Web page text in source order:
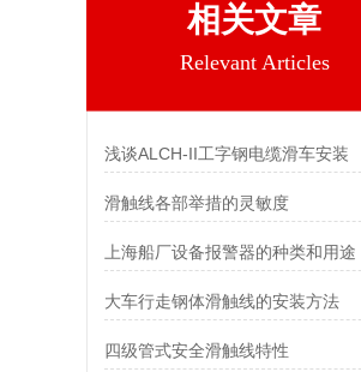
相关文章
Relevant Articles
浅谈ALCH-II工字钢电缆滑车安装
滑触线各部举措的灵敏度
上海船厂设备报警器的种类和用途
大车行走钢体滑触线的安装方法
四级管式安全滑触线特性